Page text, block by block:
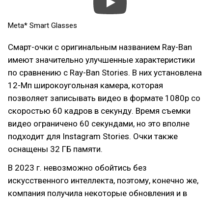
Meta* Smart Glasses
Смарт-очки с оригинальным названием Ray-Ban
имеют значительно улучшенные характеристики
по сравнению с Ray-Ban Stories. В них установлена
12-Мп широкоугольная камера, которая
позволяет записывать видео в формате 1080p со
скоростью 60 кадров в секунду. Время съемки
видео ограничено 60 секундами, но это вполне
подходит для Instagram Stories. Очки также
оснащены 32 ГБ памяти.
В 2023 г. невозможно обойтись без
искусственного интеллекта, поэтому, конечно же,
компания получила некоторые обновления и в